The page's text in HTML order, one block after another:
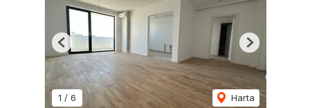
1 / 6 Harta
Previous Next